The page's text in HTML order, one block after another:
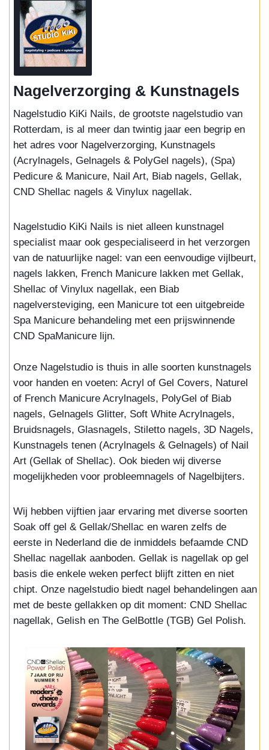
Nagelverzorging & Kunstnagels
Nagelstudio KiKi Nails, de grootste nagelstudio van
Rotterdam, is al meer dan twintig jaar een begrip en
het adres voor Nagelverzorging, Kunstnagels
(Acrylnagels, Gelnagels & PolyGel nagels), (Spa)
Pedicure & Manicure, Nail Art, Biab nagels, Gellak,
CND Shellac nagels & Vinylux nagellak.
Nagelstudio KiKi Nails is niet alleen kunstnagel
specialist maar ook gespecialiseerd in het verzorgen
van de natuurlijke nagel: van een eenvoudige vijlbeurt,
nagels lakken, French Manicure lakken met Gellak,
Shellac of Vinylux nagellak, een Biab
nagelversteviging, een Manicure tot een uitgebreide
Spa Manicure behandeling met een prijswinnende
CND SpaManicure lijn.
Onze Nagelstudio is thuis in alle soorten kunstnagels
voor handen en voeten: Acryl of Gel Covers, Naturel
of French Manicure Acrylnagels, PolyGel of Biab
nagels, Gelnagels Glitter, Soft White Acrylnagels,
Bruidsnagels, Glasnagels, Stiletto nagels, 3D Nagels,
Kunstnagels tenen (Acrylnagels & Gelnagels) of Nail
Art (Gellak of Shellac). Ook bieden wij diverse
mogelijkheden voor probleemnagels of Nagelbijters.
Wij hebben vijftien jaar ervaring met diverse soorten
Soak off gel & Gellak/Shellac en waren zelfs de
eerste in Nederland die de inmiddels befaamde CND
Shellac nagellak aanboden. Gellak is nagellak op gel
basis die enkele weken perfect blijft zitten en niet
chipt. Onze nagelstudio biedt nagel behandelingen aan
met de beste gellakken op dit moment: CND Shellac
nagellak, Gelish en The GelBottle (TGB) Gel Polish.